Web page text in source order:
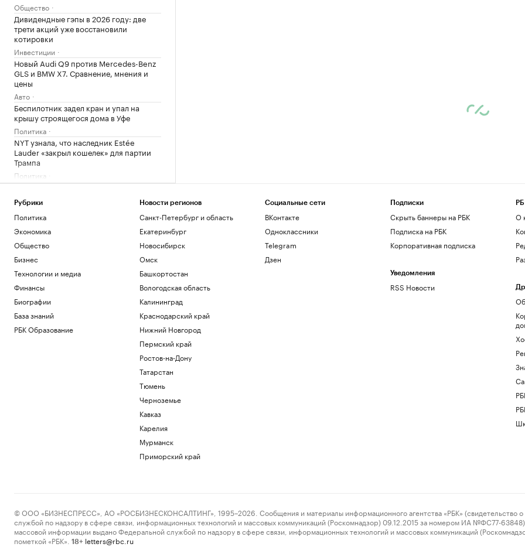
Общество
Дивидендные гэпы в 2026 году: две
трети акций уже восстановили
котировки
Инвестиции
Новый Audi Q9 против Mercedes-Benz
GLS и BMW X7. Сравнение, мнения и
цены
Авто
Беспилотник задел кран и упал на
крышу строящегося дома в Уфе
Политика
NYT узнала, что наследник Estée
Lauder «закрыл кошелек» для партии
Трампа
Политика
Дептранс назвал причину сбоя в
Общество
Рубрики
Политика
Экономика
Общество
Бизнес
Технологии и медиа
Финансы
Биографии
База знаний
РБК Образование
Новости регионов
Санкт-Петербург и область
Екатеринбург
Новосибирск
Омск
Башкортостан
Вологодская область
Калининград
Краснодарский край
Нижний Новгород
Пермский край
Ростов-на-Дону
Татарстан
Тюмень
Черноземье
Кавказ
Карелия
Мурманск
Приморский край
Социальные сети
ВКонтакте
Одноклассники
Telegram
Дзен
Подписки
Скрыть баннеры на РБК
Подписка на РБК
Корпоративная подписка
Уведомления
RSS Новости
О
© ООО «БИЗНЕСПРЕСС», АО «РОСБИЗНЕСКОНСАЛТИНГ», 1995–2026. Сообщения и материалы информационного агентства «РБК» (свидетельство о
службой по надзору в сфере связи, информационных технологий и массовых коммуникаций (Роскомнадзор) 09.12.2015 за номером ИА №ФС77-63848)
массовой информации выдано Федеральной службой по надзору в сфере связи, информационных технологий и массовых коммуникаций
пометкой «РБК».
18+ letters@rbc.ru